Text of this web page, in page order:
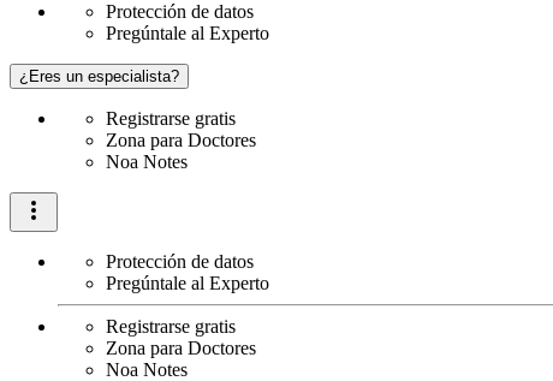
Protección de datos
Pregúntale al Experto
¿Eres un especialista?
Registrarse gratis
Zona para Doctores
Noa Notes
Protección de datos
Pregúntale al Experto
Registrarse gratis
Zona para Doctores
Noa Notes